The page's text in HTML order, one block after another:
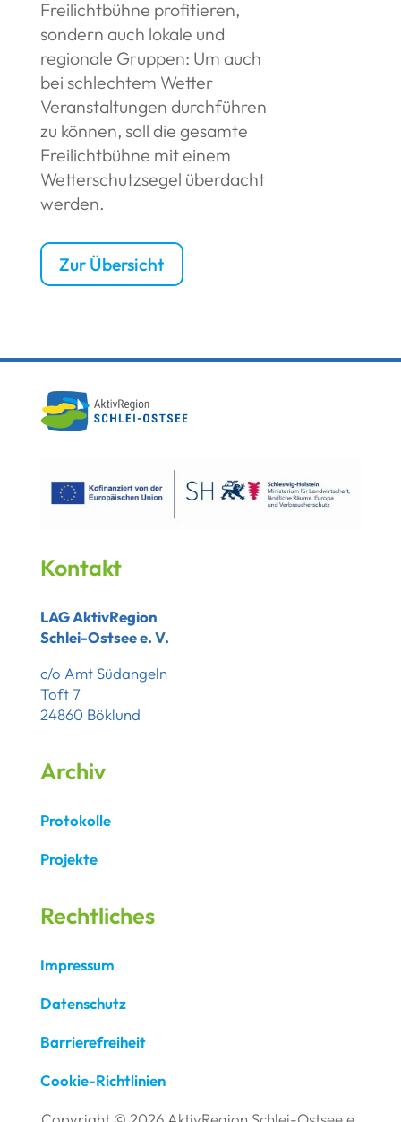
Freilichtbühne profitieren,
sondern auch lokale und
regionale Gruppen: Um auch
bei schlechtem Wetter
Veranstaltungen durchführen
zu können, soll die gesamte
Freilichtbühne mit einem
Wetterschutzsegel überdacht
werden.
Zur Übersicht
Kontakt
LAG AktivRegion
Schlei-Ostsee e. V.
c/o Amt Südangeln
Toft 7
24860 Böklund
Archiv
Protokolle
Projekte
Rechtliches
Impressum
Datenschutz
Barrierefreiheit
Cookie-Richtlinien